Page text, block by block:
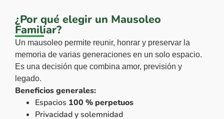
¿Por qué elegir un Mausoleo
Familiar?
Un mausoleo permite reunir, honrar y preservar la
memoria de varias generaciones en un solo espacio.
Es una decisión que combina amor, previsión y
legado.
Beneficios generales:
Espacios 100 % perpetuos
Privacidad y solemnidad